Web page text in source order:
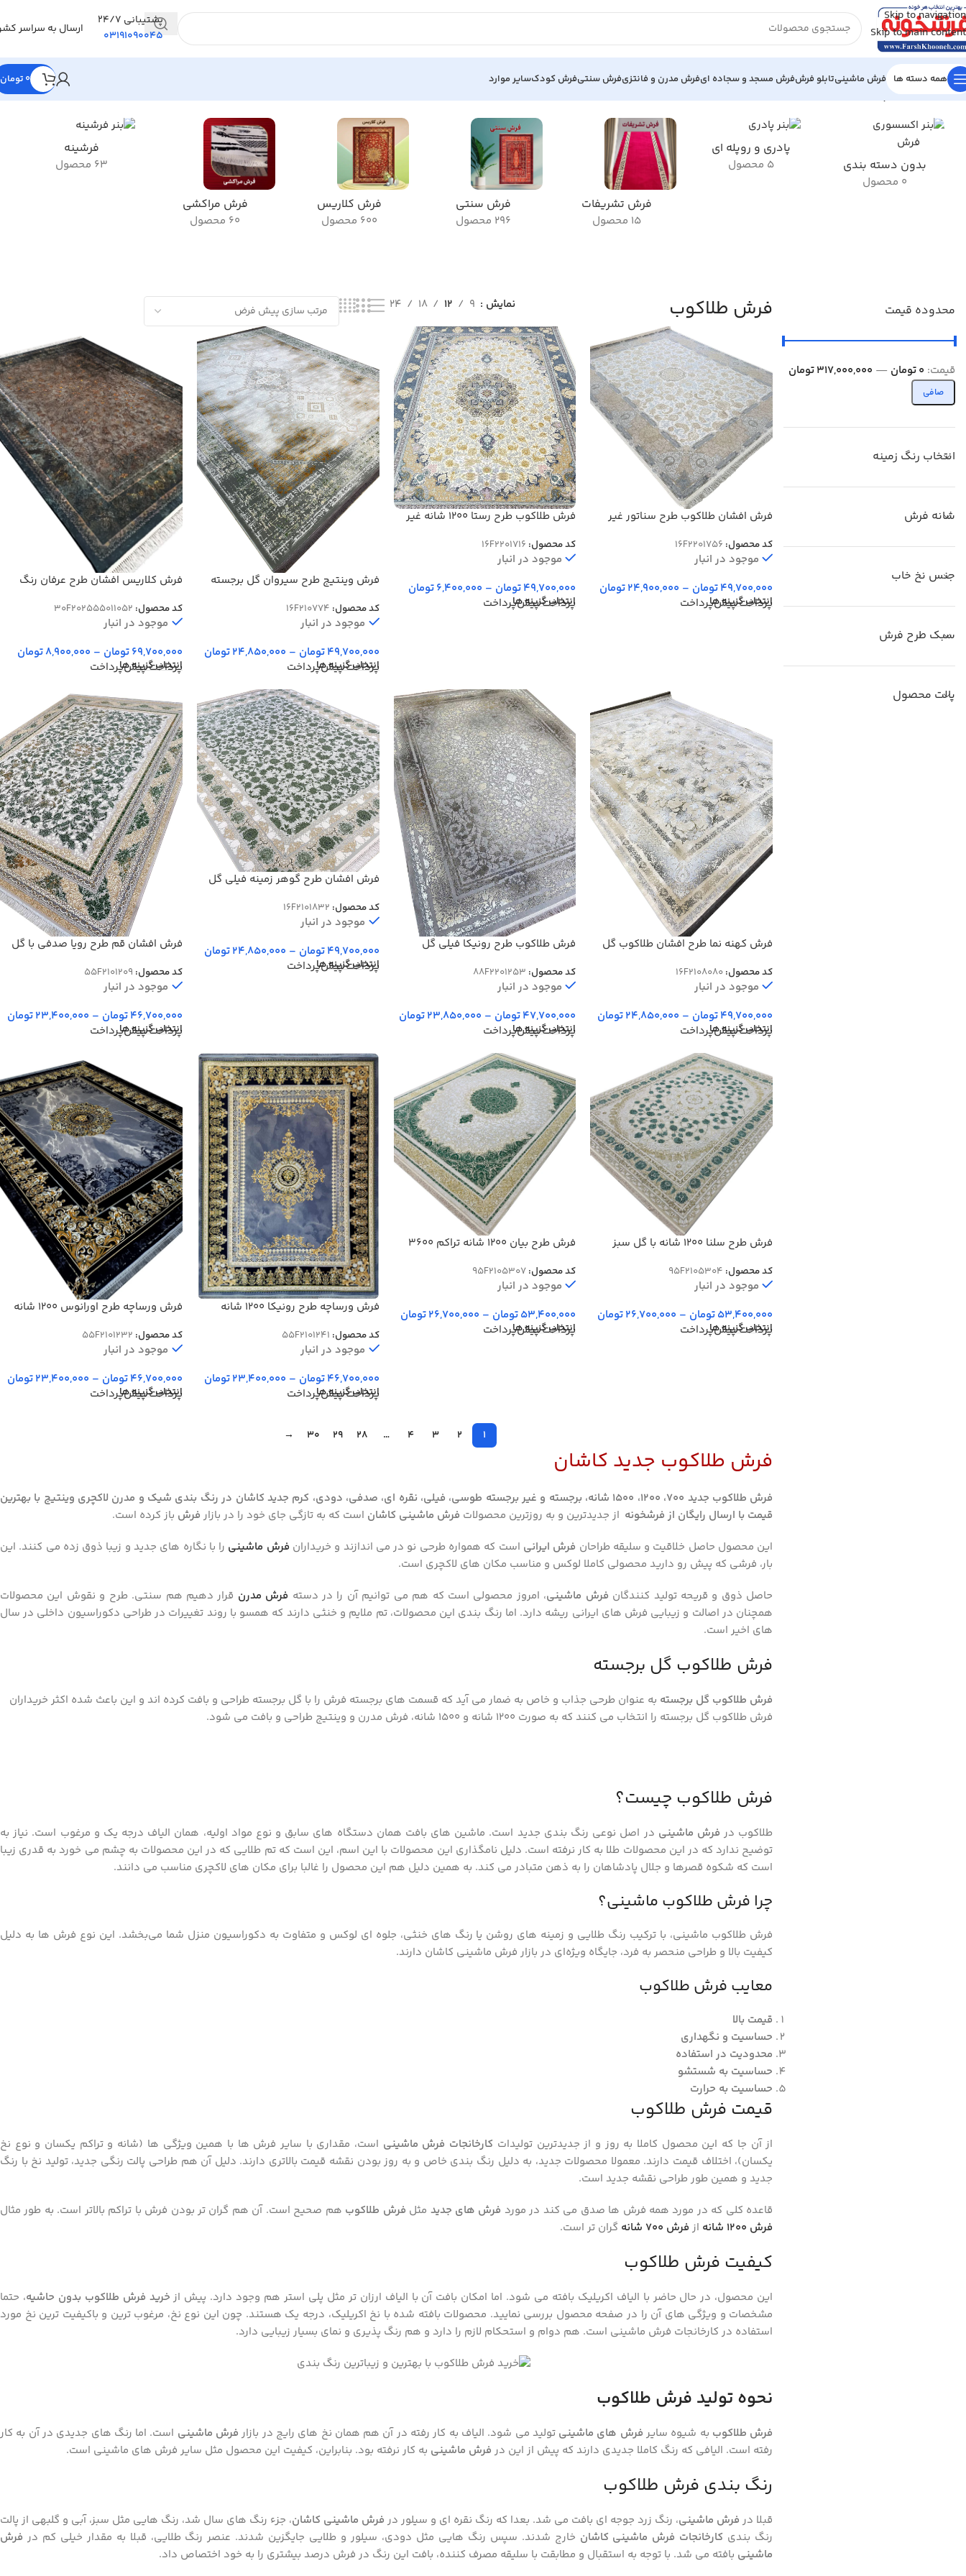
Skip to navigation
Skip to main content
پشتیبانی 24/7
03191090045
ارسال به سراسر
همه دسته ها فرش ماشینیتابلو فرشفرش مسجد و سجاده ایفرش مدرن و فانتزیفرش سنتیفرش کودکسایر موارد 0 تومان
خانه/محصولات برچسب خورده “فرش طلاکوب”
بدون دسته بندی
0 محصول
پادری و روپله ای
5 محصول
فرش تشریفات
15 محصول
فرش سنتی
296 محصول
فرش کلاریس
600 محصول
فرش مراکشی
60 محصول
فرشینه
63 محصول
محدوده قیمت
صافی
قيمت: 0 تومان — 317,000,000 تومان
انتخاب رنگ زمینه
شانه فرش
جنس نخ خاب
سبک طرح فرش
پالت محصول
فرش طلاکوب نمایش 9
12
18
24
فرش افشان طلاکوب طرح سناتور غیر
کد محصول: 16F2201756
موجود در انبار
49,700,000تومان –
24,900,000تومان
انتخاب گزینه ها
پرداخت پیش‌پرداخت
فرش طلاکوب طرح رستا 1200 شانه غیر
کد محصول: 16F2201716
موجود در انبار
49,700,000تومان –
6,400,000تومان
انتخاب گزینه ها
پرداخت پیش‌پرداخت
فرش وینتیج طرح سیروان گل برجسته
کد محصول: 16F210774
موجود در انبار
49,700,000تومان –
24,850,000تومان
انتخاب گزینه ها
پرداخت پیش‌پرداخت
فرش کلاریس افشان طرح عرفان رنگ
کد محصول: 30F202555011052
موجود در انبار
69,700,000تومان –
8,900,000تومان
انتخاب گزینه ها
پرداخت پیش‌پرداخت
فرش کهنه نما طرح افشان طلاکوب گل
کد محصول:16F2108080
موجود در انبار
49,700,000تومان –
24,850,000تومان
انتخاب گزینه ها
پرداخت پیش‌پرداخت
فرش طلاکوب طرح رونیکا فیلی گل
کد محصول: 88F2201253
موجود در انبار
47,700,000تومان –
23,850,000تومان
انتخاب گزینه ها
پرداخت پیش‌پرداخت
فرش افشان طرح گوهر زمینه فیلی گل
کد محصول: 16F2101832
موجود در انبار
49,700,000تومان –
24,850,000تومان
انتخاب گزینه ها
پرداخت پیش‌پرداخت
فرش افشان قم طرح رویا صدفی با گل
کد محصول: 55F2101209
موجود در انبار
46,700,000تومان –
23,400,000تومان
انتخاب گزینه ها
پرداخت پیش‌پرداخت
فرش طرح سلنا 1200 شانه با گل سبز
کد محصول: 95F2105304
موجود در انبار
53,400,000تومان –
26,700,000تومان
انتخاب گزینه ها
پرداخت پیش‌پرداخت
فرش طرح بیان 1200 شانه تراکم 3600
کد محصول:95F2105307
موجود در انبار
53,400,000تومان –
26,700,000تومان
انتخاب گزینه ها
پرداخت پیش‌پرداخت
فرش ورساچه طرح رونیکا 1200 شانه
کد محصول: 55F2101241
موجود در انبار
46,700,000تومان –
23,400,000تومان
انتخاب گزینه ها
پرداخت پیش‌پرداخت
فرش ورساچه طرح اورانوس 1200 شانه
کد محصول: 55F2101232
موجود در انبار
46,700,000تومان –
23,400,000تومان
انتخاب گزینه ها
پرداخت پیش‌پرداخت
1
2
3
4
…
28
29
30
→
فرش طلاکوب جدید کاشان
فرش طلاکوب جدید 700، 1200، 1500 شانه، برجسته و غیر برجسته طوسی، فیلی، نقره ای، صدفی، دودی، کرم جدید کاشان در رنگ بندی شیک و مدرن لاکچری وینتیج با بهترین
قیمت با ارسال رایگان از فرشخونه از جدیدترین و به روزترین محصولات فرش ماشینی کاشان است که به تازگی جای خود را در بازار فرش باز کرده است.
این محصول حاصل خلاقیت و سلیقه طراحان فرش ایرانی است که همواره طرحی نو در می اندازند و خریداران فرش ماشینی را با نگاره های جدید و زیبا ذوق زده می کنند. این
بار، فرشی که پیش رو دارید محصولی کاملا لوکس و مناسب مکان های لاکچری است.
حاصل ذوق و قریحه تولید کنندگان فرش ماشینی، امروز محصولی است که هم می توانیم آن را در دسته فرش مدرن قرار دهیم هم سنتی. طرح و نقوش این محصولات
همچنان در اصالت و زیبایی فرش های ایرانی ریشه دارد. اما رنگ بندی این محصولات، تم ملایم و خنثی دارند که همسو با روند تغییرات در طراحی دکوراسیون داخلی در سال
های اخیر است.
فرش طلاکوب گل برجسته
فرش طلاکوب گل برجسته به عنوان طرحی جذاب و خاص به ضمار می آید که قسمت های برجسته فرش را با گل برجسته طراحی و بافت کرده اند و این باعث شده اکثر خریداران
فرش طلاکوب گل برجسته را انتخاب می کنند که به صورت 1200 شانه و 1500 شانه، فرش مدرن و وینتیج طراحی و بافت می شود.
فرش طلاکوب چیست؟
طلاکوب در فرش ماشینی در اصل نوعی رنگ بندی جدید است. ماشین های بافت همان دستگاه های سابق و نوع مواد اولیه، همان الیاف درجه یک و مرغوب است. نیاز به
توضیح ندارد که در این محصولات طلا به کار نرفته است. دلیل نامگذاری این محصولات با این اسم، این است که تم طلایی که در این محصولات به چشم می خورد به قدری زیبا
است که شکوه قصرها و جلال پادشاهان را به ذهن متبادر می کند. به همین دلیل هم این محصول را غالبا برای مکان های لاکچری مناسب می دانند.
چرا فرش طلاکوب ماشینی؟
فرش طلاکوب ماشینی، با ترکیب رنگ طلایی و زمینه‌ های روشن یا رنگ‌ های خنثی، جلوه‌ ای لوکس و متفاوت به دکوراسیون منزل شما می‌بخشد. این نوع فرش‌ ها به دلیل
کیفیت بالا و طراحی منحصر به فرد، جایگاه ویژه‌ای در بازار فرش ماشینی کاشان دارند.
معایب فرش طلاکوب
قیمت بالا
حساسیت و نگهداری
محدودیت در استفاده
حساسیت به شستشو
حساسیت به حرارت
قیمت فرش طلاکوب
از آن جا که این محصول کاملا به روز و از جدیدترین تولیدات کارخانجات فرش ماشینی است، مقداری با سایر فرش ها با همین ویژگی ها (شانه و تراکم یکسان و نوع نخ
یکسان)، اختلاف قیمت دارند. معمولا محصولات جدید، به دلیل رنگ بندی خاص و به روز بودن نقشه قیمت بالاتری دارند. دلیل آن هم طراحی پالت رنگی جدید، تولید نخ با رنگ
جدید و همین طور طراحی نقشه جدید است.
قاعده کلی که در مورد همه فرش ها صدق می کند در مورد فرش های جدید مثل فرش طلاکوب هم صحیح است. آن هم گران تر بودن فرش با تراکم بالاتر است. به طور مثال
فرش 1200 شانه
از فرش 700 شانه گران تر است.
کیفیت فرش طلاکوب
این محصول، در حال حاضر با الیاف اکریلیک بافته می شود. اما امکان بافت آن با الیاف ارزان تر مثل پلی استر هم وجود دارد. پیش از خرید فرش طلاکوب بدون حاشیه، حتما
مشخصات و ویژگی های آن را در صفحه محصول بررسی نمایید. محصولات بافته شده با نخ اکریلیک، درجه یک هستند. چون این نوع نخ، مرغوب ترین و باکیفیت ترین نخ مورد
استفاده در کارخانجات فرش ماشینی است. هم دوام و استحکام لازم را دارد و هم رنگ پذیری و نمای بسیار زیبایی دارد.
نحوه تولید فرش طلاکوب
فرش طلاکوب به شیوه سایر فرش های ماشینی تولید می شود. الیاف به کار رفته در آن هم همان نخ های رایج در بازار فرش ماشینی است. اما رنگ های جدیدی در آن به کار
رفته است. الیافی که رنگ کاملا جدیدی دارند که پیش از این در فرش ماشینی به کار نرفته بود. بنابراین، کیفیت این محصول مثل سایر فرش های ماشینی است.
رنگ بندی فرش طلاکوب
قبلا در فرش ماشینی، رنگ زرد جوجه ای بافت می شد. بعدا که رنگ نقره ای و سیلور در فرش ماشینی کاشان، جزء رنگ های سال شد، رنگ هایی مثل سبز، آبی و گلبهی از پالت
رنگ بندی کارخانجات فرش ماشینی کاشان خارج شدند. سپس رنگ هایی مثل دودی، سیلور و طلایی جایگزین شدند. عنصر رنگ طلایی، قبلا به مقدار خیلی کم در فرش
ماشینی بافته می شد. با توجه به استقبال و مطابقت با سلیقه مصرف کننده، بافت این رنگ در فرش درصد بیشتری را به خود اختصاص داد.